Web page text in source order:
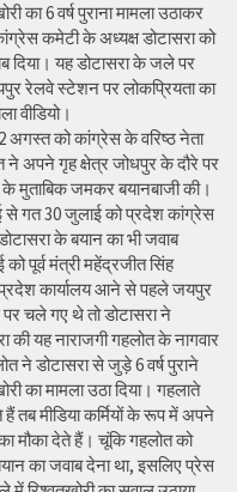
का 6 वर्ष पुराना मामला उठाकर
कमेटी के अध्यक्ष डोटासरा को
दिया। यह डोटासरा के जले पर
रेलवे स्टेशन पर लोकप्रियता का
वीडियो।
को कांग्रेस के वरिष्ठ नेता
ने अपने गृह क्षेत्र जोधपुर के दौरे पर
मुताबिक जमकर बयानबाजी की।
से गत 30 जुलाई को प्रदेश कांग्रेस
के बयान का भी जवाब
पूर्व मंत्री महेंद्रजीत सिंह
कार्यालय आने से पहले जयपुर
चले गए थे तो डोटासरा ने
की यह नाराजगी गहलोत के नागवार
ने डोटासरा से जुड़े 6 वर्ष पुराने
का मामला उठा दिया। गहलाते
तब मीडिया कर्मियों के रूप में अपने
मौका देते हैं। चूंकि गहलोत को
का जवाब देना था, इसलिए प्रेस